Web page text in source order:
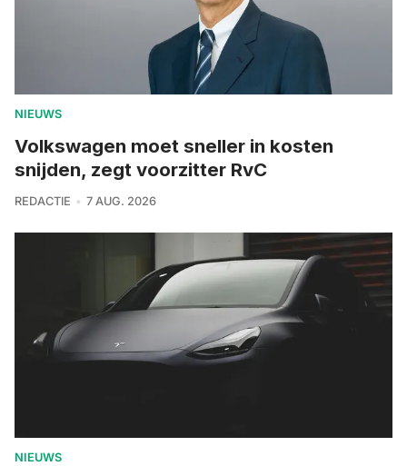
NIEUWS
Volkswagen moet sneller in kosten
snijden, zegt voorzitter RvC
REDACTIE 7 AUG. 2026
NIEUWS